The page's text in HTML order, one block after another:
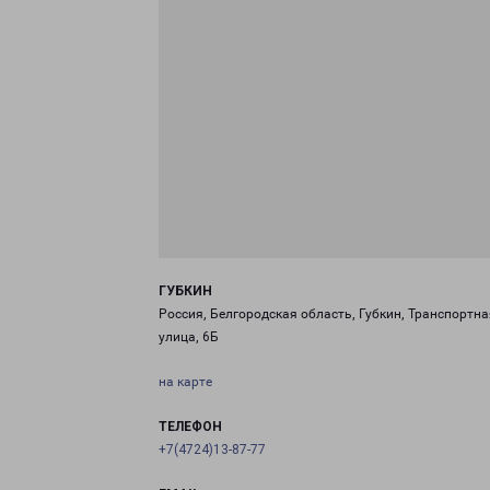
ГУБКИН
Россия, Белгородская область, Губкин,
улица, 6Б
на карте
ТЕЛЕФОН
+7(4724)13-87-77